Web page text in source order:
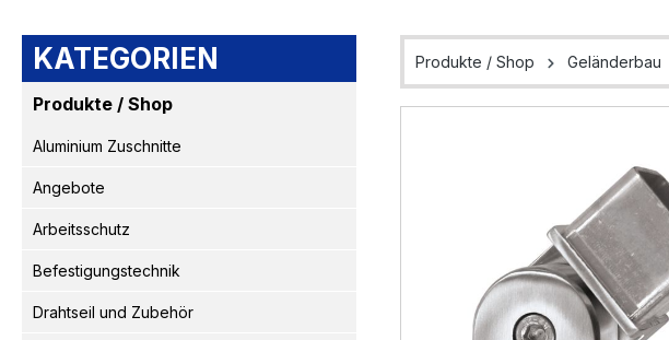
KATEGORIEN
Produkte / Shop
Aluminium Zuschnitte
Angebote
Arbeitsschutz
Befestigungstechnik
Drahtseil und Zubehör
Produkte / Shop Geländerbau